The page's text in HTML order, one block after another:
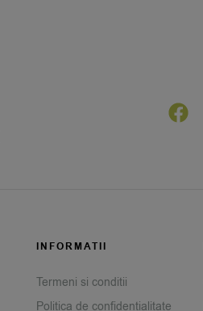
INFORMATII
Termeni si conditii
Politica de confidentialitate